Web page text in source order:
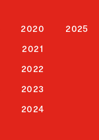
2020
2021
2022
2023
2024
2025